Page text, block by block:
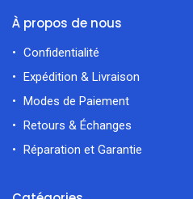
À propos de nous
Confidentialité
Expédition & Livraison
Modes de Paiement
Retours & Échanges
Réparation et Garantie